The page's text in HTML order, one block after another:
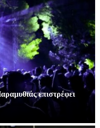
επιστρέφει